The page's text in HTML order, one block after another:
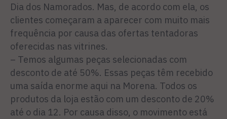
Dia dos Namorados. Mas, de acordo com ela, os
clientes começaram a aparecer com muito mais
frequência por causa das ofertas tentadoras
oferecidas nas vitrines.
– Temos algumas peças selecionadas com
desconto de até 50%. Essas peças têm recebido
uma saída enorme aqui na Morena. Todos os
produtos da loja estão com um desconto de 20%
até o dia 12. Por causa disso, o movimento está